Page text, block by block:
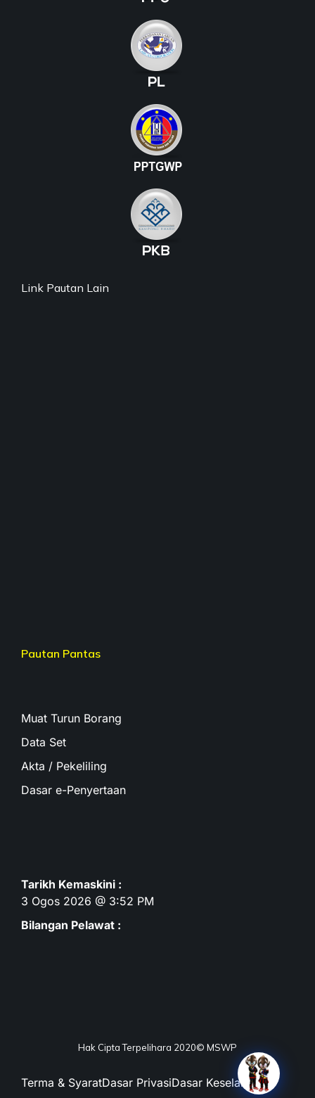
Link Pautan Lain
Pautan Pantas
Muat Turun Borang
Data Set
Akta / Pekeliling
Dasar e-Penyertaan
Tarikh Kemaskini :
3 Ogos 2026 @ 3:52 PM
Bilangan Pelawat :
Hak Cipta Terpelihara 2020© MSWP
Terma & SyaratDasar PrivasiDasar Keselamatan